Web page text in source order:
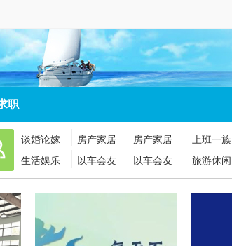
职
谈婚论嫁 房产家居 房产家居
上班一族
生活娱乐
以车会友 以车会友 旅游休闲